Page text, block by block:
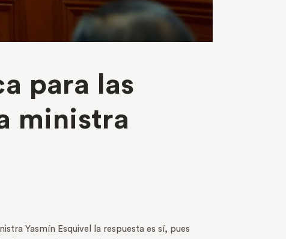
para las
ministra
Yasmín Esquivel la respuesta es sí, pues